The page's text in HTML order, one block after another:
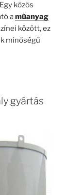
közös
aműanyag
között, ez
minőségű
gyártás